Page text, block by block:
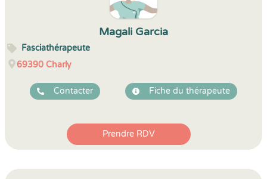
Magali Garcia
Fasciathérapeute
69390 Charly
Contacter Fiche du thérapeute
Prendre RDV